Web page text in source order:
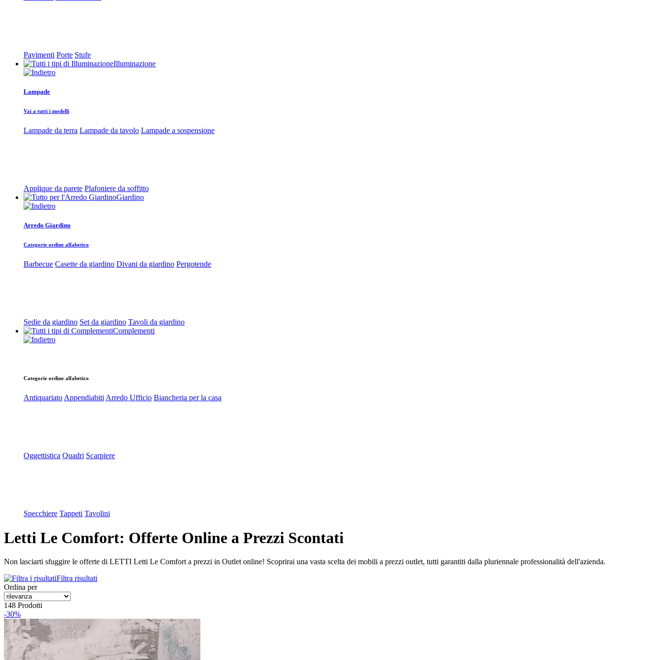
Pavimenti Porte Stufe
Illuminazione
Lampade
Vai a tutti i modelli
Lampade da terra Lampade da tavolo Lampade a sospensione
Applique da parete Plafoniere da soffitto
Giardino
Arredo Giardino
Categorie ordine alfabetico
Barbecue Casette da giardino Divani da giardino Pergotende
Sedie da giardino Set da giardino Tavoli da giardino
Complementi
Categorie ordine alfabetico
Antiquariato Appendiabiti Arredo Ufficio Biancheria per la casa
Oggettistica Quadri Scarpiere
Specchiere Tappeti Tavolini
Letti Le Comfort: Offerte Online a Prezzi Scontati
Non lasciarti sfuggire le offerte di LETTI Letti Le Comfort a prezzi in Outlet online! Scoprirai una vasta scelta dei mobili a prezzi outlet, tutti garantiti dalla pluriennale professionalità dell'azienda.
Filtra risultati
Ordina per
148 Prodotti
-30%